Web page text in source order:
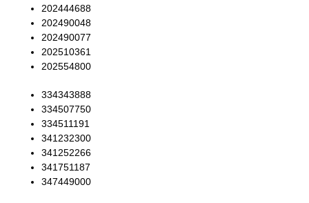
202444688
202490048
202490077
202510361
202554800
334343888
334507750
334511191
341232300
341252266
341751187
347449000